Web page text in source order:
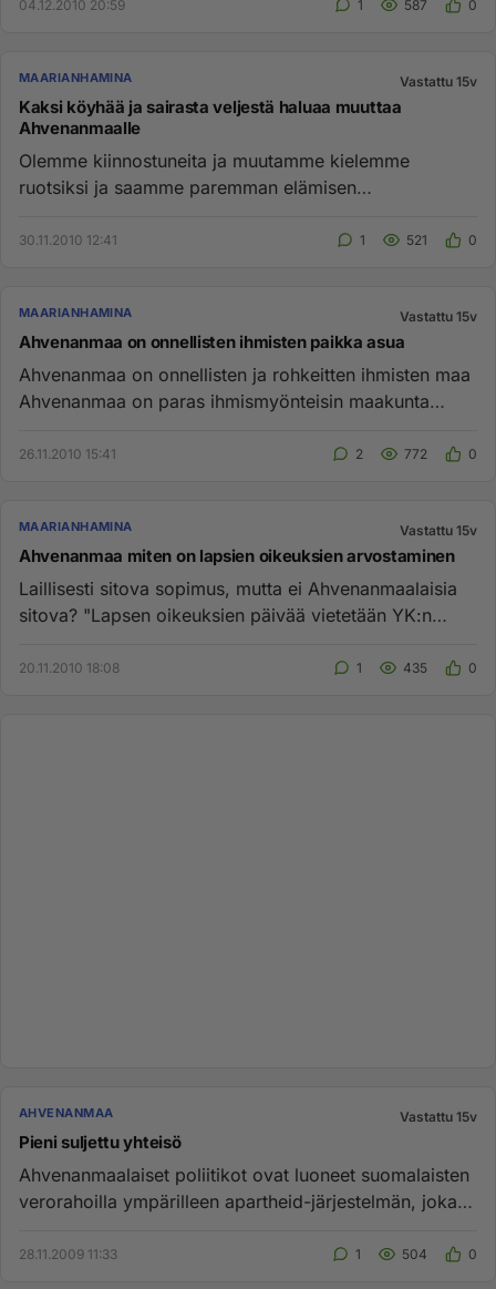
04.12.2010 20:59 1 587 0
MAARIANHAMINA Vastattu 15v
Kaksi köyhää ja sairasta veljestä haluaa muuttaa
Ahvenanmaalle
Olemme kiinnostuneita ja muutamme kielemme
ruotsiksi ja saamme paremman elämisen
30.11.2010 12:41 1 521 0
MAARIANHAMINA Vastattu 15v
Ahvenanmaa on onnellisten ihmisten paikka asua
Ahvenanmaa on onnellisten ja rohkeitten ihmisten maa
Ahvenanmaa on paras ihmismyönteisin maakunta
26.11.2010 15:41 2 772 0
MAARIANHAMINA Vastattu 15v
Ahvenanmaa miten on lapsien oikeuksien arvostaminen
Laillisesti sitova sopimus, mutta ei Ahvenanmaalaisia
sitova? "Lapsen oikeuksien päivää vietetään YK:n
20.11.2010 18:08 1 435 0
AHVENANMAA Vastattu 15v
Pieni suljettu yhteisö
Ahvenanmaalaiset poliitikot ovat luoneet suomalaisten
verorahoilla ympärilleen apartheid-järjestelmän, joka
28.11.2009 11:33 1 504 0